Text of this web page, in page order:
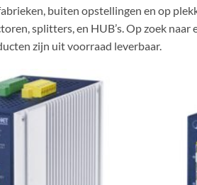
buiten opstellingen en op
splitters, en HUB’s. Op zoek
zijn uit voorraad leverbaar.